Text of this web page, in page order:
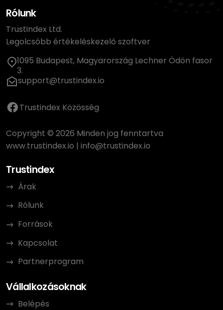
Rólunk
Trustindex Ltd.
Legolcsóbb értékeléskezelő szoftver
1095 Budapest, Magyarország Lechner Ödön fasor
3.
support@trustindex.io
Trustindex Közösség
Copyright © 2026 Minden jog fenntartva
www.trustindex.io | info@trustindex.io
Trustindex
Árak
Rólunk
Források
Kapcsolat
Partnerprogram
Vállalkozásoknak
Belépés